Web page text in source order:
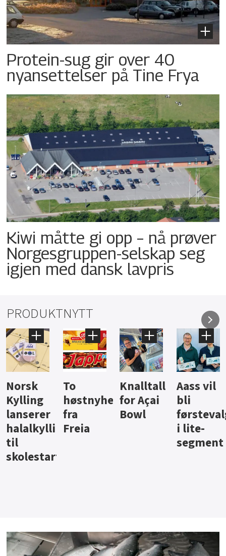
Protein-sug gir over 40
nyansettelser på Tine Frya
Kiwi måtte gi opp – nå prøver
Norgesgruppen-selskap seg
igjen med dansk lavpris
PRODUKTNYTT
Knalltall
for Açai
Bowl
Aass vil
bli
førstevalg
i lite-
Brus og
jus fra
Berentsen
Hard
iste fra
Hansa